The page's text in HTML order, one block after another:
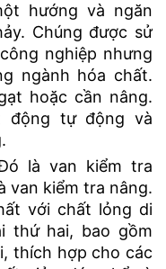
hướng và ngăn
Chúng được sử
nghiệp nhưng
ngành hóa chất.
hoặc cần nâng.
động tự động và
là van kiểm tra
van kiểm tra nâng.
với chất lỏng di
thứ hai, bao gồm
thích hợp cho các